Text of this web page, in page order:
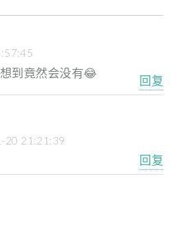
到竟然会没有😂
回复
20 21:21:39
回复